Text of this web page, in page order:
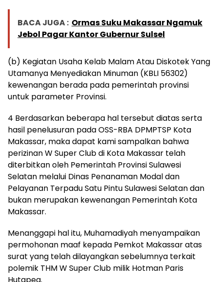
BACA JUGA : Ormas Suku Makassar Ngamuk
Jebol Pagar Kantor Gubernur Sulsel
(b) Kegiatan Usaha Kelab Malam Atau Diskotek Yang
Utamanya Menyediakan Minuman (KBLI 56302)
kewenangan berada pada pemerintah provinsi
untuk parameter Provinsi.
4 Berdasarkan beberapa hal tersebut diatas serta
hasil penelusuran pada OSS-RBA DPMPTSP Kota
Makassar, maka dapat kami sampalkan bahwa
perizinan W Super Club di Kota Makassar telah
diterbitkan oleh Pemerintah Provinsi Sulawesi
Selatan melalui Dinas Penanaman Modal dan
Pelayanan Terpadu Satu Pintu Sulawesi Selatan dan
bukan merupakan kewenangan Pemerintah Kota
Makassar.
Menanggapi hal itu, Muhamadiyah menyampaikan
permohonan maaf kepada Pemkot Makassar atas
surat yang telah dilayangkan sebelumnya terkait
polemik THM W Super Club milik Hotman Paris